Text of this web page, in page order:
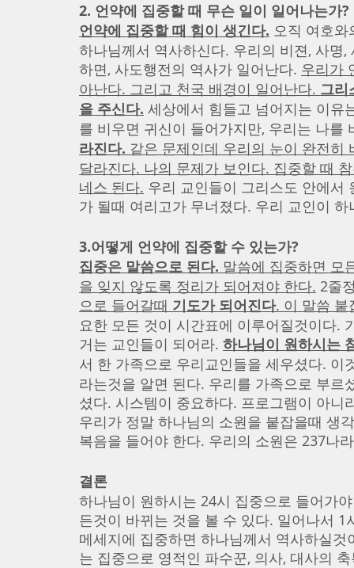
2. 언약에 집중할 때 무슨 일이 일어나는가?
언약에 집중할 때 힘이 생긴다. 오직 여호
하나님께서 역사하신다. 우리의 비젼, 사
하면, 사도행전의 역사가 일어난다. 우리가
아난다. 그리고 천국 배경이 일어난다. 그리
을 주신다. 세상에서 힘들고 넘어지는 이유
를 비우면 귀신이 들어가지만, 우리는 나
라진다. 같은 문제인데 우리의 눈이 완전
달라진다. 나의 문제가 보인다. 집중할 때
네스 된다. 우리 교인들이 그리스도 안에서
가 될때 여리고가 무너졌다. 우리 교인이
3.어떻게 언약에 집중할 수 있는가?
집중은 말씀으로 된다. 말씀에 집중하면 모
을 잊지 않도록 정리가 되어져야 한다. 2줄
으로 들어갈때 기도가 되어진다. 이 말씀
요한 모든 것이 시간표에 이루어질것이다.
거는 교인들이 되어라. 하나님이 원하시는
서 한 가족으로 우리교인들을 세우셨다. 이
라는것을 알면 된다. 우리를 가족으로 부
셨다. 시스템이 중요하다. 프로그램이 아
우리가 정말 하나님의 소원을 붙잡을때 생
복음을 들어야 한다. 우리의 소원은 237나
결론
하나님이 원하시는 24시 집중으로 들어가
든것이 바뀌는 것을 볼 수 있다. 일어나서
메세지에 집중하면 하나님께서 역사하실
는 집중으로 영적인 파수꾼, 의사, 대사의